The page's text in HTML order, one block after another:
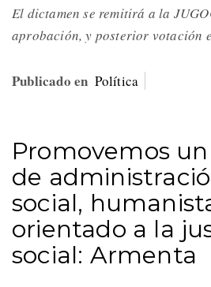
El dictamen se remitirá a la
aprobación, y posterior votación
Publicado en Política
Promovemos
de
social,
orientado a la
social: Armenta